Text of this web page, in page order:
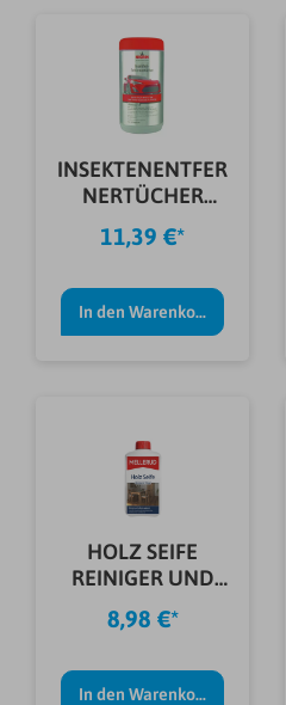
INSEKTENENTFER
NERTÜCHER
NIGRIN 36ST.
11,39 €*
In den Warenkorb
HOLZ SEIFE
REINIGER UND
PFLEGE 1,0 L
8,98 €*
In den Warenkorb